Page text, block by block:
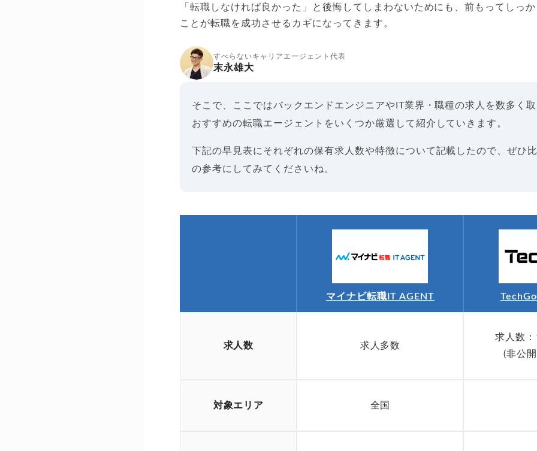
「転職しなければ良かった」と後悔してしまわないためにも、前もってしっ
ことが転職を成功させるカギになってきます。
すべらないキャリアエージェント代表
末永雄大
そこで、ここではバックエンドエンジニアやIT業界・職種の求人を数多く
おすすめの転職エージェントをいくつか厳選して紹介していきます。
下記の早見表にそれぞれの保有求人数や特徴について記載したので、ぜひ
の参考にしてみてくださいね。
マイナビ転職IT AGENT
求人数 求人多数
求人数
(非公
対象エリア 全国